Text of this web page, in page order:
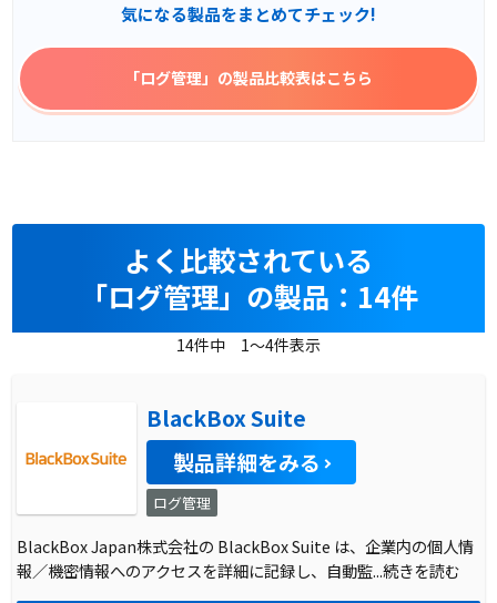
気になる製品をまとめてチェック!
「ログ管理」 の製品比較表はこちら
よく比較されている
「ログ管理」の製品：14件
14件中 1～4件表示
BlackBox Suite
製品詳細をみる
ログ管理
BlackBox Japan株式会社の BlackBox Suite は、企業内の個人情
報／機密情報へのアクセスを詳細に記録し、自動監...続きを読む